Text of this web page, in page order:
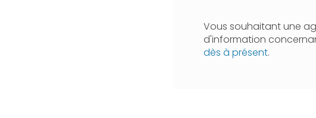
Vous souhaitant une
d'information
dès à présent.